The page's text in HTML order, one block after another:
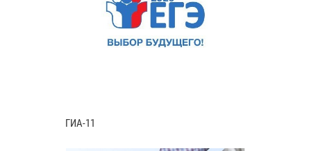
ГИА-11